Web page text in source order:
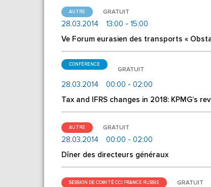
AUTRE GRATUIT
28.03.2014
13:00 - 15:00
Ve Forum eurasien des transports «
CONFÉRENCE
GRATUIT
28.03.2014
00:00 - 02:00
Tax and IFRS changes in 2018: KPMG’s
AUTRE GRATUIT
28.03.2014
00:00 - 02:00
Dîner des directeurs généraux
SESSION DE COMITÉ CCI FRANCE RUSSIE GRATUIT